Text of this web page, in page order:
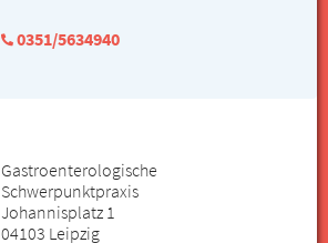
0351/5634940
Gastroenterologische
Schwerpunktpraxis
Johannisplatz 1
04103 Leipzig